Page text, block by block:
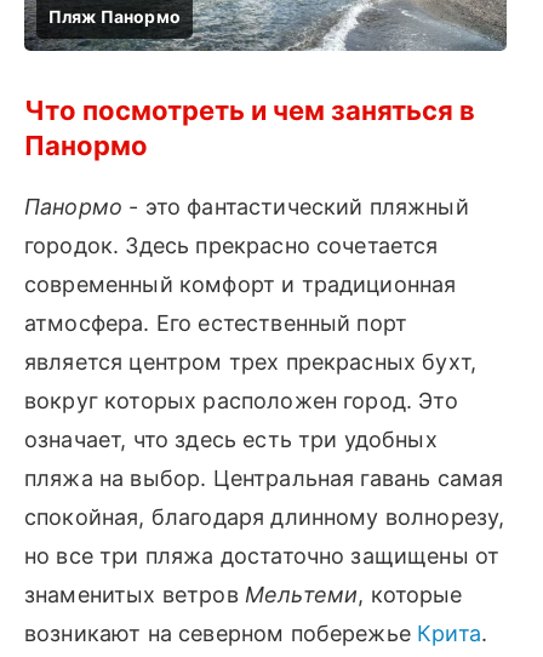
Что посмотреть и чем заняться в
Панормо
Панормо - это фантастический пляжный
городок. Здесь прекрасно сочетается
современный комфорт и традиционная
атмосфера. Его естественный порт
является центром трех прекрасных бухт,
вокруг которых расположен город. Это
означает, что здесь есть три удобных
пляжа на выбор. Центральная гавань самая
спокойная, благодаря длинному волнорезу,
но все три пляжа достаточно защищены от
знаменитых ветровМельтеми, которые
возникают на северном побережьеКрита.